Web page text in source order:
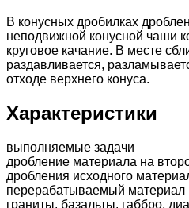
В конусных дробилках
неподвижной конусной чаши
круговое качание. В месте
раздавливается,
отходе верхнего конуса.
Характеристики
выполняемые задачи
дробление материала на
дробления исходного
перерабатываемый материал
граниты, базальты, габбро,